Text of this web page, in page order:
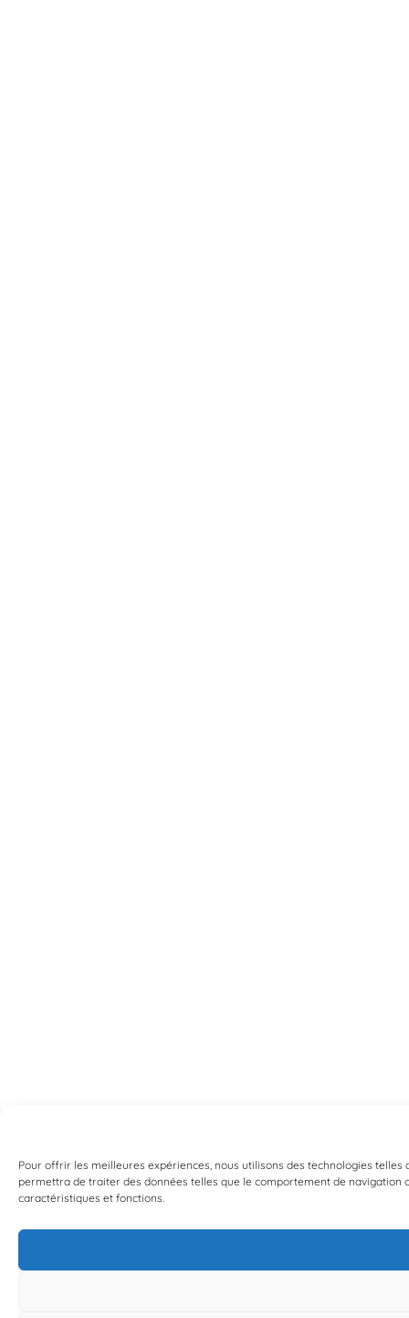
Pour offrir les meilleures expériences, nous utilisons des technologies
permettra de traiter des données telles que le comportement de
caractéristiques et fonctions.